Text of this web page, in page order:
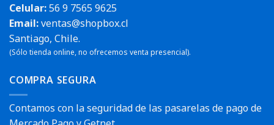
Celular:56 9 7565 9625
Email:ventas@shopbox.cl
Santiago, Chile.
(Sólo tienda online, no ofrecemos venta presencial).
COMPRA SEGURA
Contamos con la seguridad de las pasarelas de pago de